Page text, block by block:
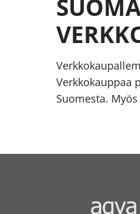
Verkkokauppaa
Suomesta.